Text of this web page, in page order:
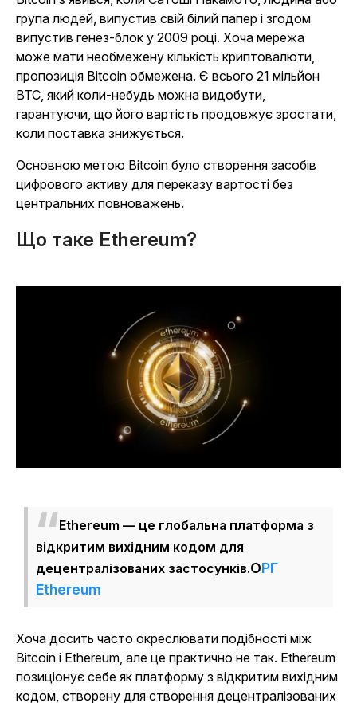
група людей, випустив свій білий папер і згодом
випустив генез-блок у 2009 році. Хоча мережа
може мати необмежену кількість криптовалюти,
пропозиція Bitcoin обмежена. Є всього 21 мільйон
BTC, який коли-небудь можна видобути,
гарантуючи, що його вартість продовжує зростати,
коли поставка знижується.
Основною метою Bitcoin було створення засобів
цифрового активу для переказу вартості без
центральних повноважень.
Що таке Ethereum?
Ethereum — це глобальна платформа з
відкритим вихідним кодом для
децентралізованих застосунків.
ОРГ
Ethereum
Хоча досить часто окреслювати подібності між
Bitcoin і Ethereum, але це практично не так. Ethereum
позиціонує себе як платформу з відкритим вихідним
кодом, створену для створення децентралізованих